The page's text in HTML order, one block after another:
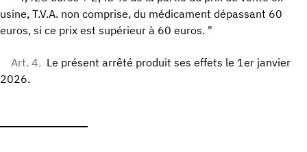
usine, T.V.A. non comprise, du médicament dépassant 60
euros, si ce prix est supérieur à 60 euros. "
Art. 4. Le présent arrêté produit ses effets le 1er janvier
2026.